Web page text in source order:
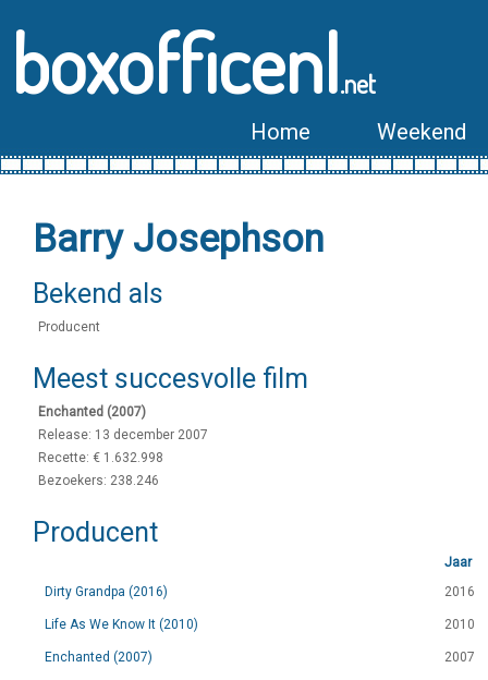
boxofficenl.net
Home Weekend
Barry Josephson
Bekend als
Producent
Meest succesvolle film
Enchanted (2007)
Release: 13 december 2007
Recette: € 1.632.998
Bezoekers: 238.246
Producent
Jaar
Dirty Grandpa (2016)
2016
Life As We Know It (2010) 2010
Enchanted (2007) 2007